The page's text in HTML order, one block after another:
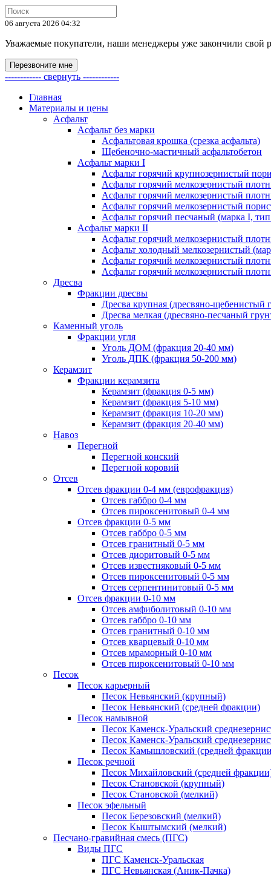
06 августа 2026 04:32
Уважаемые покупатели, наши менеджеры уже закончили свой
Перезвоните мне
------------ свернуть ------------
Главная
Материалы и цены
Асфальт
Асфальт без марки
Асфальтовая крошка (срезка асфальта)
Щебеночно-мастичный асфальтобетон
Асфальт марки I
Асфальт горячий крупнозернистый
Асфальт горячий мелкозернистый
Асфальт горячий мелкозернистый
Асфальт горячий мелкозернистый
Асфальт горячий песчаный (марка I,
Асфальт марки II
Асфальт горячий мелкозернистый
Асфальт холодный мелкозернистый
Асфальт горячий мелкозернистый
Асфальт горячий мелкозернистый
Дресва
Фракции дресвы
Дресва крупная (дресвяно-щебенистый
Дресва мелкая (дресвяно-песчаный
Каменный уголь
Фракции угля
Уголь ДОМ (фракция 20-40 мм)
Уголь ДПК (фракция 50-200 мм)
Керамзит
Фракции керамзита
Керамзит (фракция 0-5 мм)
Керамзит (фракция 5-10 мм)
Керамзит (фракция 10-20 мм)
Керамзит (фракция 20-40 мм)
Навоз
Перегной
Перегной конский
Перегной коровий
Отсев
Отсев фракции 0-4 мм (еврофракция)
Отсев габбро 0-4 мм
Отсев пироксенитовый 0-4 мм
Отсев фракции 0-5 мм
Отсев габбро 0-5 мм
Отсев гранитный 0-5 мм
Отсев диоритовый 0-5 мм
Отсев известняковый 0-5 мм
Отсев пироксенитовый 0-5 мм
Отсев серпентинитовый 0-5 мм
Отсев фракции 0-10 мм
Отсев амфиболитовый 0-10 мм
Отсев габбро 0-10 мм
Отсев гранитный 0-10 мм
Отсев кварцевый 0-10 мм
Отсев мраморный 0-10 мм
Отсев пироксенитовый 0-10 мм
Песок
Песок карьерный
Песок Невьянский (крупный)
Песок Невьянский (средней фракции)
Песок намывной
Песок Каменск-Уральский
Песок Каменск-Уральский
Песок Камышловский (средней
Песок речной
Песок Михайловский (средней
Песок Становской (крупный)
Песок Становской (мелкий)
Песок эфельный
Песок Березовский (мелкий)
Песок Кыштымский (мелкий)
Песчано-гравийная смесь (ПГС)
Виды ПГС
ПГС Каменск-Уральская
ПГС Невьянская (Аник-Пачка)